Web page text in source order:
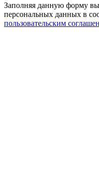
Заполняя данную форму вы
персональных данных в
пользовательским